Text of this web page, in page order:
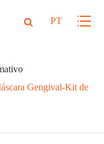
PT
Gengival-Kit de